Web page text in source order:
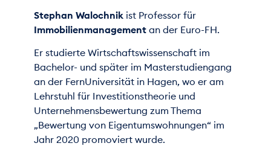
Stephan Walochnik ist Professor für
Immobilienmanagement an der Euro-FH.
Er studierte Wirtschaftswissenschaft im
Bachelor- und später im Masterstudiengang
an der FernUniversität in Hagen, wo er am
Lehrstuhl für Investitionstheorie und
Unternehmensbewertung zum Thema
„Bewertung von Eigentumswohnungen“ im
Jahr 2020 promoviert wurde.